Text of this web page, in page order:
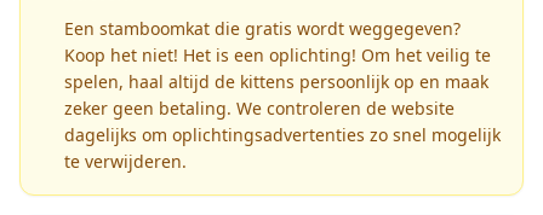
Een stamboomkat die gratis wordt weggegeven?
Koop het niet! Het is een oplichting! Om het veilig te
spelen, haal altijd de kittens persoonlijk op en maak
zeker geen betaling. We controleren de website
dagelijks om oplichtingsadvertenties zo snel mogelijk
te verwijderen.